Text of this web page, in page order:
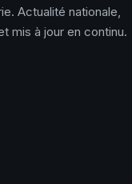
Actualité nationale,
mis à jour en continu.